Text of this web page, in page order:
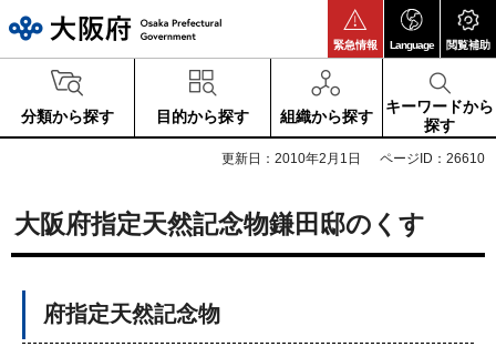
緊急情報 Language 閲覧補助
分類から探す 目的から探す 組織から探す
キーワードから
探す
更新日：2010年2月1日 ページID：26610
大阪府指定天然記念物鎌田邸のくす
府指定天然記念物